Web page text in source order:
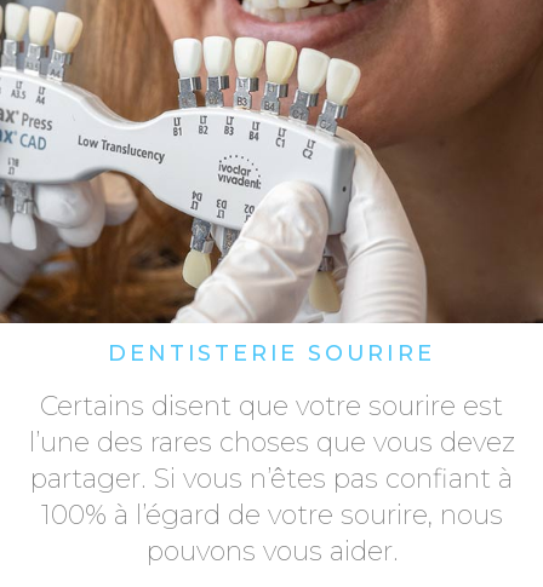
DENTISTERIE SOURIRE
Certains disent que votre sourire est
l’une des rares choses que vous devez
partager. Si vous n’êtes pas confiant à
100% à l’égard de votre sourire, nous
pouvons vous aider.